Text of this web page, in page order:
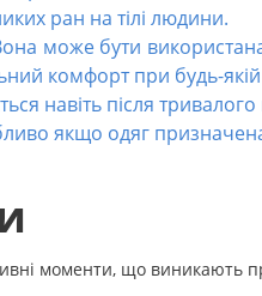
ран на тілі людини.
може бути
комфорт при будь-якій
навіть після
якщо одяг
моменти, що виникають